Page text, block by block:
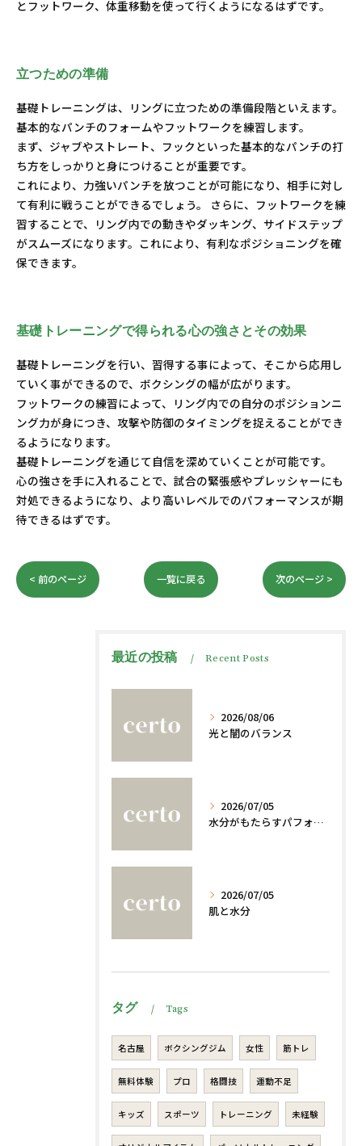
とフットワーク、体重移動を使って行くようになるはずです。
立つための準備
基礎トレーニングは、リングに立つための準備段階といえます。
基本的なパンチのフォームやフットワークを練習します。
まず、ジャブやストレート、フックといった基本的なパンチの打
ち方をしっかりと身につけることが重要です。
これにより、力強いパンチを放つことが可能になり、相手に対し
て有利に戦うことができるでしょう。 さらに、フットワークを練
習することで、リング内での動きやダッキング、サイドステップ
がスムーズになります。これにより、有利なポジショニングを確
保できます。
基礎トレーニングで得られる心の強さとその効果
基礎トレーニングを行い、習得する事によって、そこから応用し
ていく事ができるので、ボクシングの幅が広がります。
フットワークの練習によって、リング内での自分のポジションニ
ング力が身につき、攻撃や防御のタイミングを捉えることができ
るようになります。
基礎トレーニングを通じて自信を深めていくことが可能です。
心の強さを手に入れることで、試合の緊張感やプレッシャーにも
対処できるようになり、より高いレベルでのパフォーマンスが期
待できるはずです。
< 前のページ 一覧に戻る 次のページ >
最近の投稿 Recent Posts
2026/08/06
光と闇のバランス
2026/07/05
水分がもたらすパフォーマンスへの影響
2026/07/05
肌と水分
タグ Tags
名古屋 ボクシングジム 女性 筋トレ
無料体験 プロ 格闘技 運動不足
キッズ スポーツ トレーニング 未経験